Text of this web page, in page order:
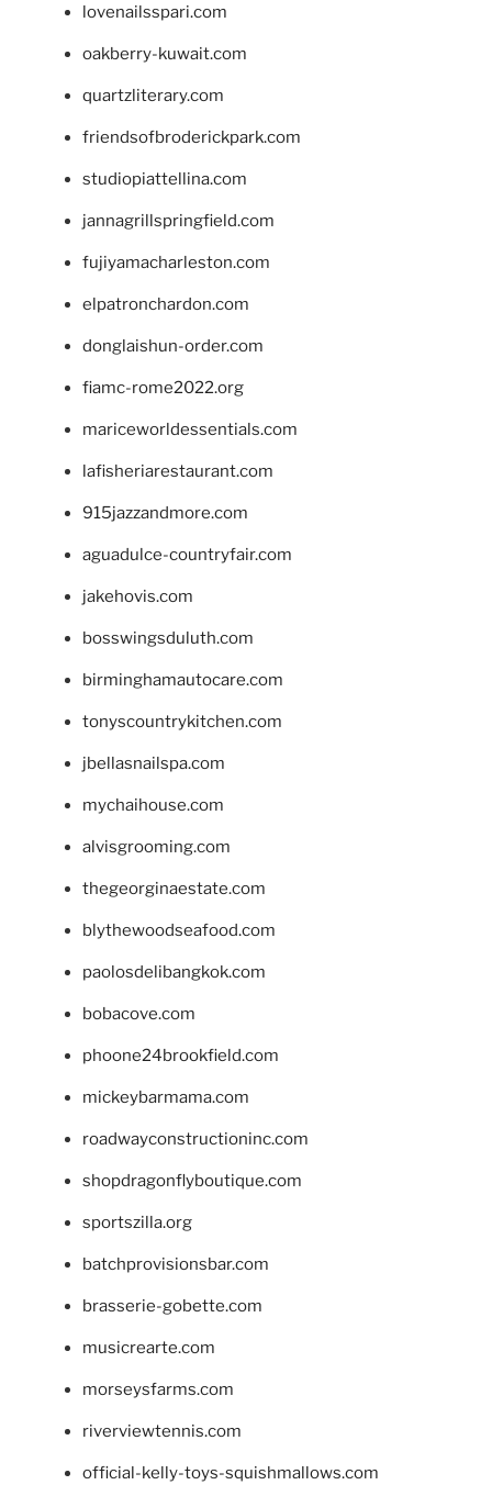
lovenailsspari.com
oakberry-kuwait.com
quartzliterary.com
friendsofbroderickpark.com
studiopiattellina.com
jannagrillspringfield.com
fujiyamacharleston.com
elpatronchardon.com
donglaishun-order.com
fiamc-rome2022.org
mariceworldessentials.com
lafisheriarestaurant.com
915jazzandmore.com
aguadulce-countryfair.com
jakehovis.com
bosswingsduluth.com
birminghamautocare.com
tonyscountrykitchen.com
jbellasnailspa.com
mychaihouse.com
alvisgrooming.com
thegeorginaestate.com
blythewoodseafood.com
paolosdelibangkok.com
bobacove.com
phoone24brookfield.com
mickeybarmama.com
roadwayconstructioninc.com
shopdragonflyboutique.com
sportszilla.org
batchprovisionsbar.com
brasserie-gobette.com
musicrearte.com
morseysfarms.com
riverviewtennis.com
official-kelly-toys-squishmallows.com